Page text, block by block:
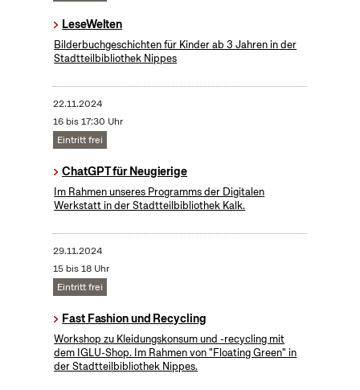
LeseWelten
Bilderbuchgeschichten für Kinder ab 3 Jahren in der
Stadtteilbibliothek Nippes
22.11.2024
16 bis 17:30 Uhr
Eintritt frei
ChatGPT für Neugierige
Im Rahmen unseres Programms der Digitalen
Werkstatt in der Stadtteilbibliothek Kalk.
29.11.2024
15 bis 18 Uhr
Eintritt frei
Fast Fashion und Recycling
Workshop zu Kleidungskonsum und -recycling mit
dem IGLU-Shop. Im Rahmen von "Floating Green" in
der Stadtteilbibliothek Nippes.